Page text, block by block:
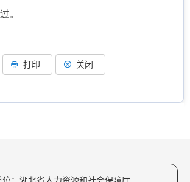
。
打印 关闭
位：湖北省人力资源和社会保障厅